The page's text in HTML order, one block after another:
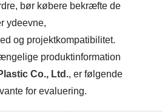
bør købere bekræfte de
ydeevne,
og projektkompatibilitet.
produktinformation
Co., Ltd., er følgende
for evaluering.